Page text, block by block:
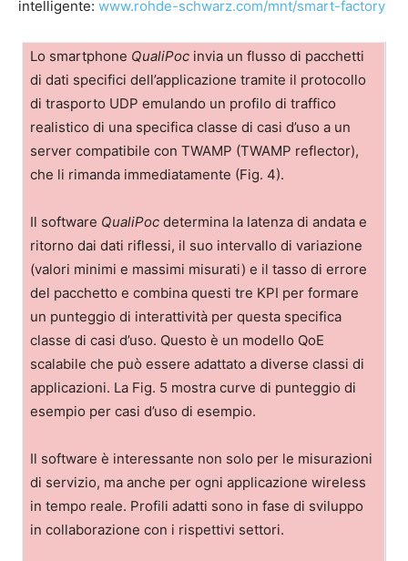
intelligente: www.rohde-schwarz.com/mnt/smart-factory
Lo smartphone QualiPoc invia un flusso di pacchetti
di dati specifici dell’applicazione tramite il protocollo
di trasporto UDP emulando un profilo di traffico
realistico di una specifica classe di casi d’uso a un
server compatibile con TWAMP (TWAMP reflector),
che li rimanda immediatamente (Fig. 4).
Il software QualiPoc determina la latenza di andata e
ritorno dai dati riflessi, il suo intervallo di variazione
(valori minimi e massimi misurati) e il tasso di errore
del pacchetto e combina questi tre KPI per formare
un punteggio di interattività per questa specifica
classe di casi d’uso. Questo è un modello QoE
scalabile che può essere adattato a diverse classi di
applicazioni. La Fig. 5 mostra curve di punteggio di
esempio per casi d’uso di esempio.
Il software è interessante non solo per le misurazioni
di servizio, ma anche per ogni applicazione wireless
in tempo reale. Profili adatti sono in fase di sviluppo
in collaborazione con i rispettivi settori.